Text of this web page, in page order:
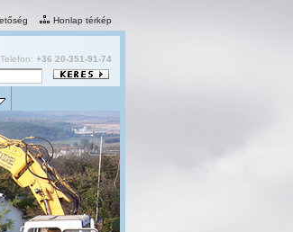
Honlap térkép
+36 20-351-91-74